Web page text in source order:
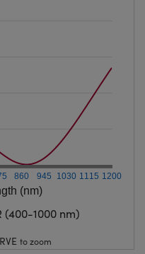
(nm)
860 945 1030 1115 1200
(400-1000 nm)
to zoom